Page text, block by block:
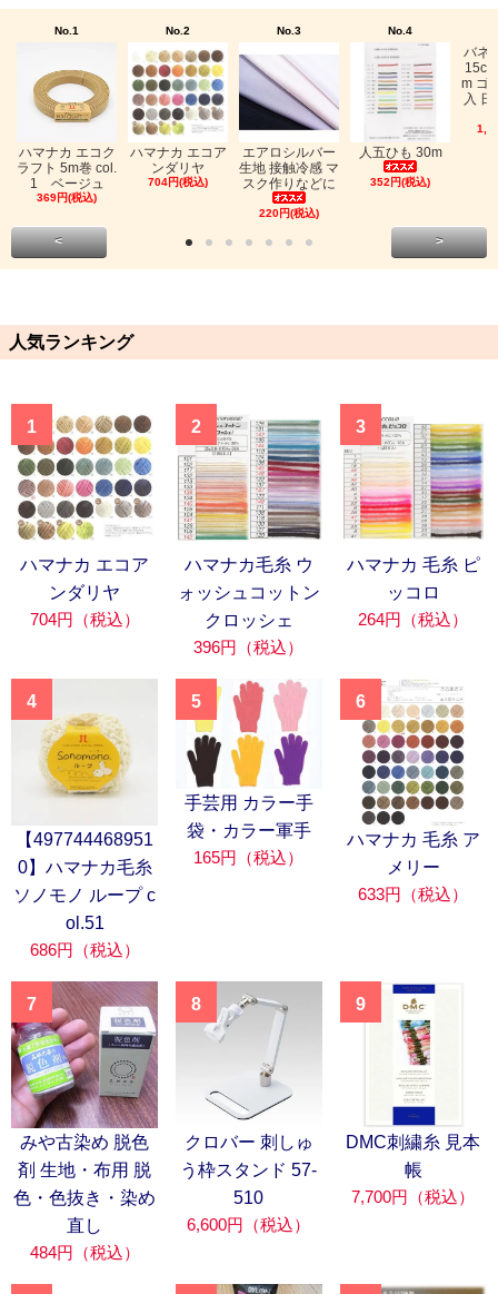
No.1
ハマナカ エコク
ラフト 5m巻 col.
1 ベージュ
369円(税込)
No.2
ハマナカ エコア
ンダリヤ
704円(税込)
No.3
エアロシルバー
生地 接触冷感 マ
スク作りなどに
220円(税込)
No.4
人五ひも 30m
352円(税込)
バネ
m ゴ
入
< >
人気ランキング
1
ハマナカ エコア
ンダリヤ
704円（税込）
2
ハマナカ毛糸 ウ
ォッシュコットン
クロッシェ
396円（税込）
3
ハマナカ 毛糸 ピ
ッコロ
264円（税込）
4
【497744468951
0】ハマナカ毛糸
ソノモノ ループ c
ol.51
686円（税込）
5
手芸用 カラー手
袋・カラー軍手
165円（税込）
6
ハマナカ 毛糸 ア
メリー
633円（税込）
7
みや古染め 脱色
剤 生地・布用 脱
色・色抜き・染め
直し
484円（税込）
8
クロバー 刺しゅ
う枠スタンド 57-
510
6,600円（税込）
9
DMC刺繍糸 見本
帳
7,700円（税込）